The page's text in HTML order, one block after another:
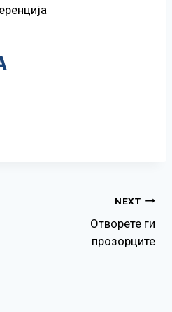
NEXT
Отворете ги
прозорците